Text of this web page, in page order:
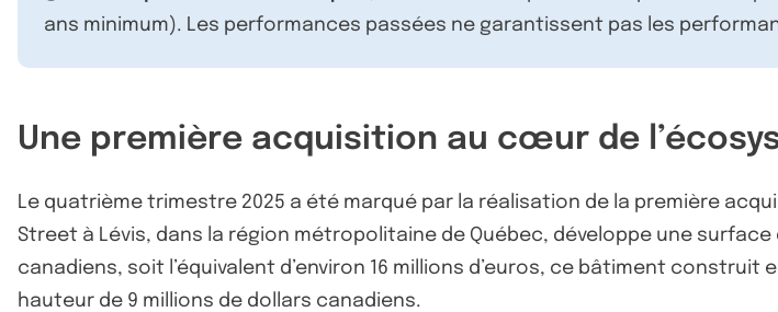
ans minimum). Les performances passées ne garantissent pas les
Une première acquisition au cœur de
Le quatrième trimestre 2025 a été marqué par la réalisation de la première
Street à Lévis, dans la région métropolitaine de Québec, développe une
canadiens, soit l’équivalent d’environ 16 millions d’euros, ce bâtiment construit
hauteur de 9 millions de dollars canadiens.